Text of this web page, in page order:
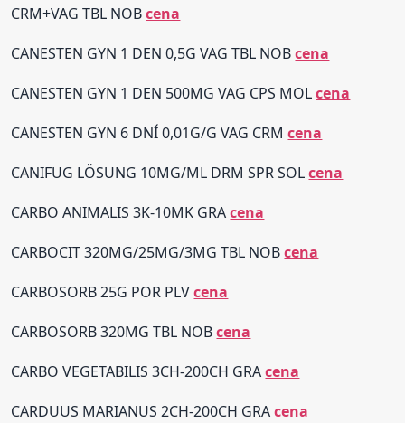
CRM+VAG TBL NOBcena
CANESTEN GYN 1 DEN 0,5G VAG TBL NOBcena
CANESTEN GYN 1 DEN 500MG VAG CPS MOLcena
CANESTEN GYN 6 DNÍ 0,01G/G VAG CRMcena
CANIFUG LÖSUNG 10MG/ML DRM SPR SOLcena
CARBO ANIMALIS 3K-10MK GRAcena
CARBOCIT 320MG/25MG/3MG TBL NOBcena
CARBOSORB 25G POR PLVcena
CARBOSORB 320MG TBL NOBcena
CARBO VEGETABILIS 3CH-200CH GRAcena
CARDUUS MARIANUS 2CH-200CH GRAcena